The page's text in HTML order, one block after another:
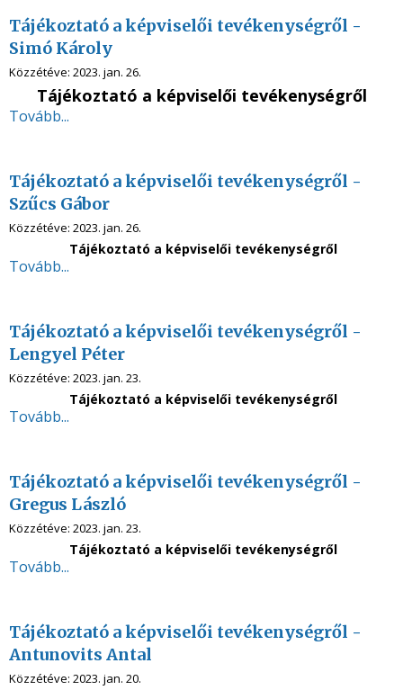
Tájékoztató a képviselői tevékenységről -
Simó Károly
Közzétéve: 2023. jan. 26.
Tájékoztató a képviselői tevékenységről
Tovább...
Tájékoztató a képviselői tevékenységről -
Szűcs Gábor
Közzétéve: 2023. jan. 26.
Tájékoztató a képviselői tevékenységről
Tovább...
Tájékoztató a képviselői tevékenységről -
Lengyel Péter
Közzétéve: 2023. jan. 23.
Tájékoztató a képviselői tevékenységről
Tovább...
Tájékoztató a képviselői tevékenységről -
Gregus László
Közzétéve: 2023. jan. 23.
Tájékoztató a képviselői tevékenységről
Tovább...
Tájékoztató a képviselői tevékenységről -
Antunovits Antal
Közzétéve: 2023. jan. 20.